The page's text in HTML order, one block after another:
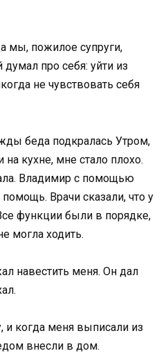
мы, пожилое супруги,
про себя: уйти из
не чувствовать себя
беда подкралась Утром,
на кухне, мне стало плохо.
Владимир с помощью
Врачи сказали, что у
функции были в порядке,
могла ходить.
навестить меня. Он дал
когда меня выписали из
внесли в дом.